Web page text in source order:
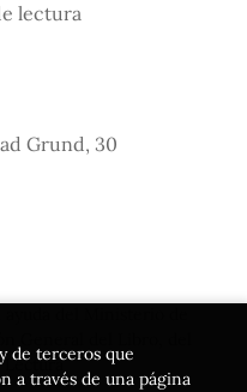
lectura
Grund, 30
Lectura
de terceros que
a través de una página